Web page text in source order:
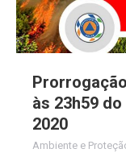
às 23h59
2020
Ambiente e